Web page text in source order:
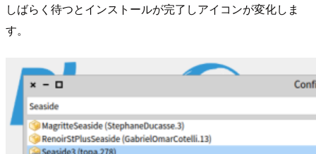
しばらく待つとインストールが完了しアイコンが変化しま
す。